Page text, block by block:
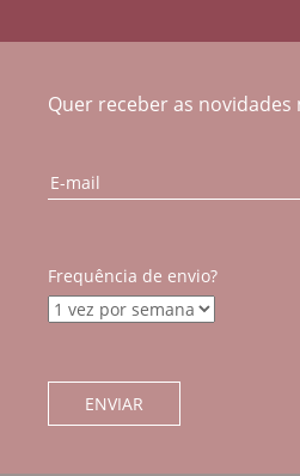
Quer receber as novidades
Frequência de envio?